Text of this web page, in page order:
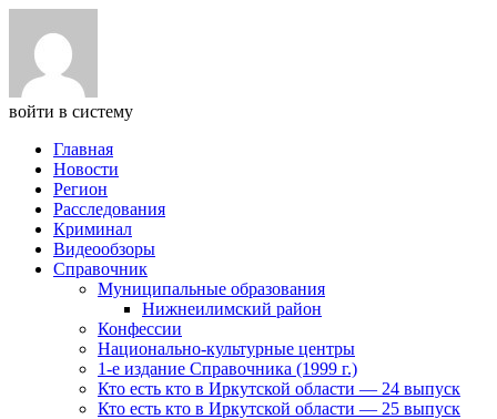
войти в систему
Главная
Новости
Регион
Расследования
Криминал
Видеообзоры
Справочник
Муниципальные образования
Нижнеилимский район
Конфессии
Национально-культурные центры
1-е издание Справочника (1999 г.)
Кто есть кто в Иркутской области — 24 выпуск
Кто есть кто в Иркутской области — 25 выпуск